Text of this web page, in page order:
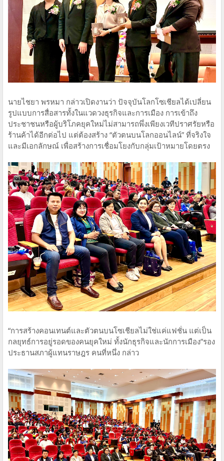
นายไชยา พรหมา กล่าวเปิดงานว่า ปัจจุบันโลกโซเชียลได้เปลี่ยน
รูปแบบการสื่อสารทั้งในแวดวงธุรกิจและการเมือง การเข้าถึง
ประชาชนหรือผู้บริโภคยุคใหม่ไม่สามารถพึ่งเพียงเวทีปราศรัยหรือ
ร้านค้าได้อีกต่อไป แต่ต้องสร้าง “ตัวตนบนโลกออนไลน์” ที่จริงใจ
และมีเอกลักษณ์ เพื่อสร้างการเชื่อมโยงกับกลุ่มเป้าหมายโดยตรง
“การสร้างคอนเทนต์และตัวตนบนโซเชียลไม่ใช่แค่แฟชั่น แต่เป็น
กลยุทธ์การอยู่รอดของคนยุคใหม่ ทั้งนักธุรกิจและนักการเมือง”รอง
ประธานสภาผู้แทนราษฎร คนที่หนึ่ง กล่าว